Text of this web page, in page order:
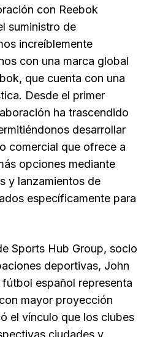
con Reebok
suministro de
increíblemente
con una marca global
que cuenta con una
Desde el primer
ha trascendido
desarrollar
comercial que ofrece a
opciones mediante
y lanzamientos de
específicamente para
Sports Hub Group, socio
deportivas, John
español representa
mayor proyección
el vínculo que los clubes